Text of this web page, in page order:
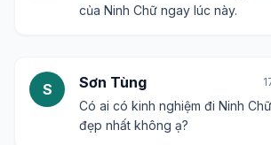
của Ninh Chữ ngay lúc này.
S Sơn Tùng
Có ai có kinh nghiệm đi Ninh
đẹp nhất không ạ?